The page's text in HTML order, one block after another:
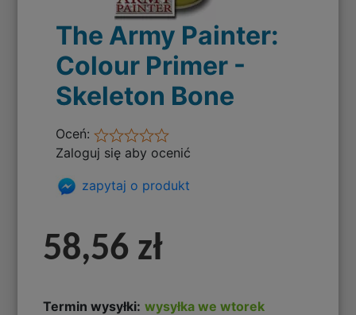
The Army Painter:
Colour Primer -
Skeleton Bone
Oceń:
Zaloguj się aby ocenić
zapytaj o produkt
58,56 zł
Termin wysyłki: wysyłka we wtorek